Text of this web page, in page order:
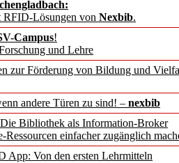
Lösungen von Nexbib.
Campus!
und Lehre
zur Förderung von Bildung und
andere Türen zu sind! – nexbib
Bibliothek als Information-Broker
einfacher zugänglich
App: Von den ersten Lehrmitteln
verstehen
der
erscheinen